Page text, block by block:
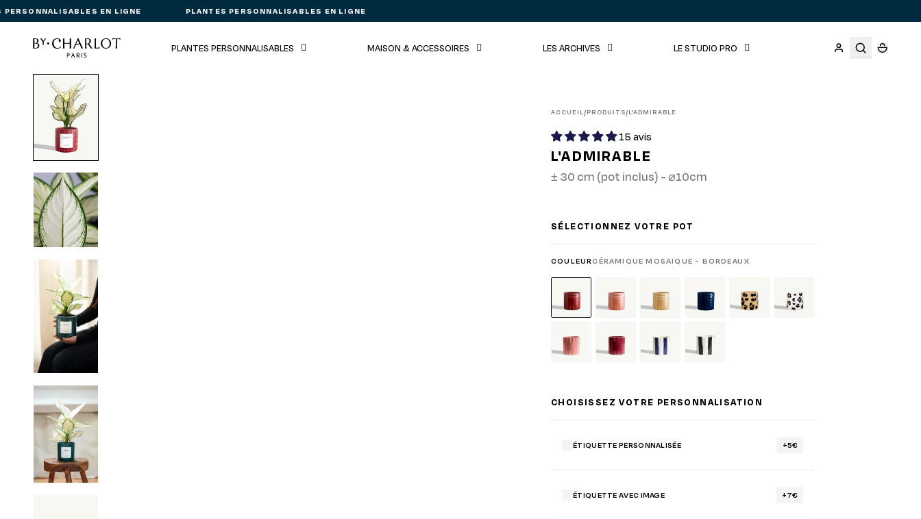
EN LIGNE PLANTES PERSONNALISABLES EN LIGNE
PLANTES PERSONNALISABLES MAISON & ACCESSOIRES LES ARCHIVES LE STUDIO PRO
Passer aux informations produit
ACCUEIL/PRODUITS/L'ADMIRABLE
15 avis
L'ADMIRABLE
± 30 cm (pot inclus) - ⌀10cm
SÉLECTIONNEZ VOTRE POT
COULEURCÉRAMIQUE MOSAIQUE - BORDEAUX
CHOISISSEZ VOTRE PERSONNALISATION
ÉTIQUETTE PERSONNALISÉE +5€
ÉTIQUETTE AVEC IMAGE +7€